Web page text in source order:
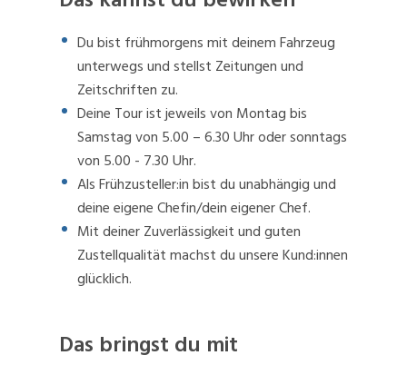
Du bist frühmorgens mit deinem Fahrzeug
unterwegs und stellst Zeitungen und
Zeitschriften zu.
Deine Tour ist jeweils von Montag bis
Samstag von 5.00 – 6.30 Uhr oder sonntags
von 5.00 - 7.30 Uhr.
Als Frühzusteller:in bist du unabhängig und
deine eigene Chefin/dein eigener Chef.
Mit deiner Zuverlässigkeit und guten
Zustellqualität machst du unsere Kund:innen
glücklich.
Das bringst du mit